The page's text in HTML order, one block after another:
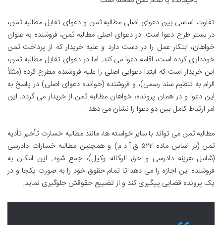
تفاوت اساسی بین دعوای اصلی مطالبه ثمن و دعوای تقابل مطالبه ثمن،
در بستر طرح دعوا است. در دعوای اصلی مطالبه ثمن، فروشنده به عنوان
خواهان، ابتکار عمل را در دست دارد و علیه خریدار که از پرداخت ثمن
خودداری کرده است، اقامه دعوا می کند. اما در دعوای تقابل مطالبه ثمن،
این خریدار است که ابتدا دعوایی اصلی را علیه فروشنده مطرح کرده (مثلاً
الزام به تنظیم سند رسمی)، و فروشنده (خوانده دعوای اصلی) در پاسخ به
این دعوا و در همان پرونده، خواهان مطالبه ثمن از خریدار می گردد. این
امر ارتباط کامل بین دو دعوا را نشان می دهد.
مطالبه ثمن می تواند با سایر خواسته ها، مانند مطالبه خسارت تأخیر تأدیه
ثمن (بر اساس ماده ۵۲۲ ق.آ.د.م) و همچنین مطالبه خسارات دادرسی
(شامل هزینه دادرسی و حق الوکاله وکیل)، جمع شود. این امکان به
فروشنده این اجازه را می دهد تا تمام حقوق خود را به صورت یکجا و در
یک پرونده قضایی پیگیری کند و از تضییع حقوقش جلوگیری نماید.